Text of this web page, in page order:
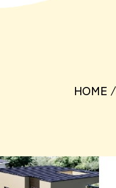
HOME